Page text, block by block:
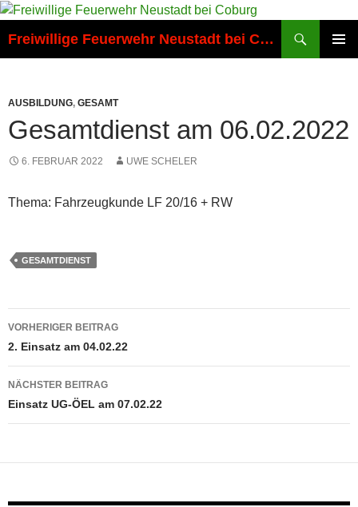
Zum
springen
Freiwillige Feuerwehr Neustadt bei Coburg
AUSBILDUNG, GESAMT
Gesamtdienst am 06.02.2022
6. FEBRUAR 2022 UWE SCHELER
Thema: Fahrzeugkunde LF 20/16 + RW
GESAMTDIENST
Beitragsnavigation
VORHERIGER BEITRAG
2. Einsatz am 04.02.22
NÄCHSTER BEITRAG
Einsatz UG-ÖEL am 07.02.22